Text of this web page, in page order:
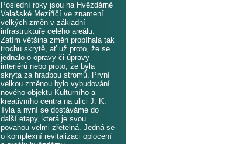
Poslední roky jsou na Hvězdárně
Valašské Meziříčí ve znamení
velkých změn v základní
infrastruktuře celého areálu.
Zatím většina změn probíhala tak
trochu skrytě, ať už proto, že se
jednalo o opravy či úpravy
interiérů nebo proto, že byla
skryta za hradbou stromů. První
velkou změnou bylo vybudování
nového objektu Kulturního a
kreativního centra na ulici J. K.
Tyla a nyní se dostáváme do
další etapy, která je svou
povahou velmi zřetelná. Jedná se
o komplexní revitalizaci oplocení